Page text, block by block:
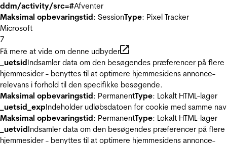
ddm/activity/src=#Afventer
Maksimal opbevaringstid: SessionType: Pixel Tracker
Microsoft
7
Få mere at vide om denne udbyder
_uetsidIndsamler data om den besøgendes præferencer på flere
hjemmesider - benyttes til at optimere hjemmesidens annonce-
relevans i forhold til den specifikke besøgende.
Maksimal opbevaringstid: PermanentType: Lokalt HTML-lager
_uetsid_expIndeholder udløbsdatoen for cookie med samme
Maksimal opbevaringstid: PermanentType: Lokalt HTML-lager
_uetvidIndsamler data om den besøgendes præferencer på flere
hjemmesider - benyttes til at optimere hjemmesidens annonce-